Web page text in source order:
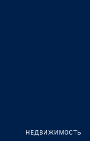
НЕДВИЖИМОСТЬ